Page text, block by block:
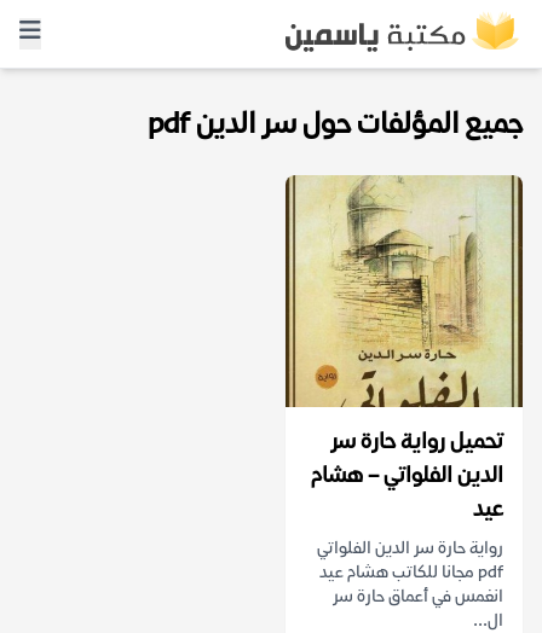
جميع المؤلفات حول سر الدين pdf
تحميل رواية حارة سر
الدين الفلواتي – هشام
عيد
رواية حارة سر الدين الفلواتي
pdf مجانا للكاتب هشام عيد
انغمس في أعماق حارة سر
ال...